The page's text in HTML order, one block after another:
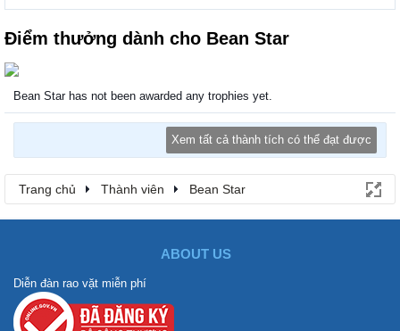
Điểm thưởng dành cho Bean Star
Bean Star has not been awarded any trophies yet.
Xem tất cả thành tích có thể đạt được
Trang chủ Thành viên Bean Star
ABOUT US
Diễn đàn rao vặt miễn phí